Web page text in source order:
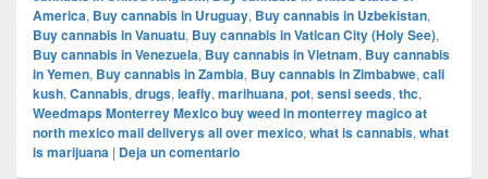
America, Buy cannabis in Uruguay, Buy cannabis in Uzbekistan,
Buy cannabis in Vanuatu, Buy cannabis in Vatican City (Holy See),
Buy cannabis in Venezuela, Buy cannabis in Vietnam, Buy cannabis
in Yemen, Buy cannabis in Zambia, Buy cannabis in Zimbabwe, cali
kush, Cannabis, drugs, leafly, marihuana, pot, sensi seeds, thc,
Weedmaps Monterrey Mexico buy weed in monterrey magico at
north mexico mail deliverys all over mexico, what is cannabis, what
is marijuana | Deja un comentario